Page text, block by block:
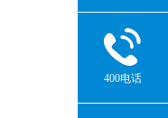
400电话